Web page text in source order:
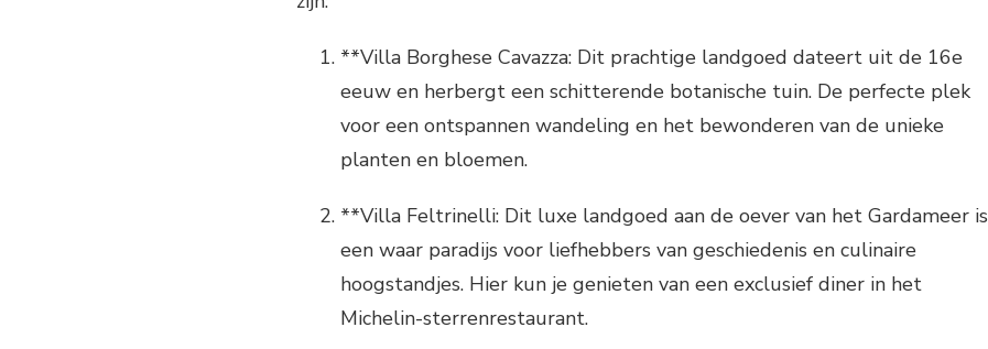
**Villa Borghese Cavazza: Dit prachtige landgoed dateert uit de 16e
eeuw en herbergt een schitterende botanische tuin. De perfecte plek
voor een ontspannen wandeling en het bewonderen van de unieke
planten en bloemen.
**Villa Feltrinelli: Dit luxe landgoed aan de oever van het Gardameer is
een waar paradijs voor liefhebbers van geschiedenis en culinaire
hoogstandjes. Hier kun je genieten van een exclusief diner in het
Michelin-sterrenrestaurant.